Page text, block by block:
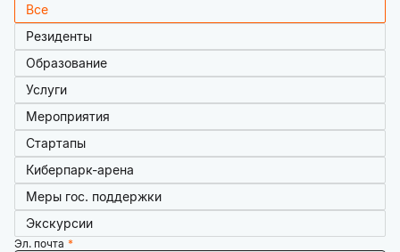
Все
Резиденты
Образование
Услуги
Мероприятия
Стартапы
Киберпарк-арена
Меры гос. поддержки
Экскурсии
Эл. почта